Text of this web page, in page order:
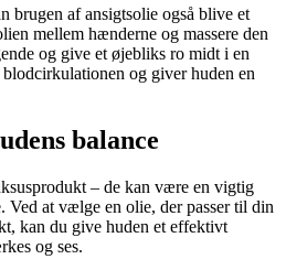
brugen af ansigtsolie også blive et
mellem hænderne og massere den
og give et øjebliks ro midt i en
og giver huden en
balance
– de kan være en vigtig
Ved at vælge en olie, der passer til din
kan du give huden et effektivt
og ses.